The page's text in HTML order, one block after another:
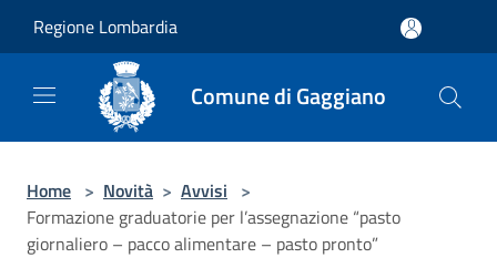
Regione Lombardia
Comune di Gaggiano
Home > Novità > Avvisi >
Formazione graduatorie per l’assegnazione “pasto
giornaliero – pacco alimentare – pasto pronto”